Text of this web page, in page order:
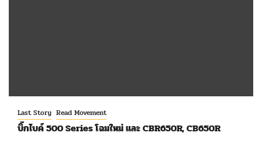
Last Story Read Movement
บิ๊กไบค์ 500 Series โฉมใหม่ และ CBR650R, CB650R